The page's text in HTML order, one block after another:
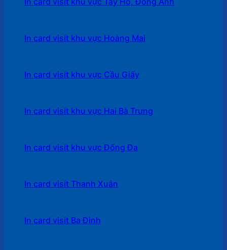
In card visit khu vực Hoàng Mai
In card visit khu vực Cầu Giấy
In card visit khu vực Hai Bà Trưng
In card visit khu vực Đống Đa
In card visit Thanh Xuân
In card visit Ba Đình